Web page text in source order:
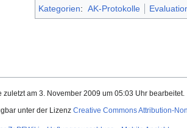
Kategorien: AK-Protokolle
zuletzt am 3. November 2009 um 05:03 Uhr bearbeitet.
unter der Lizenz Creative Commons Attribution-